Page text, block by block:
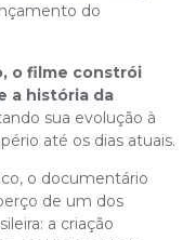
do
o filme constrói
a história da
sua evolução à
até os dias atuais.
o documentário
de um dos
a criação